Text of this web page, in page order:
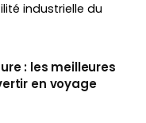
industrielle du
: les meilleures
en voyage